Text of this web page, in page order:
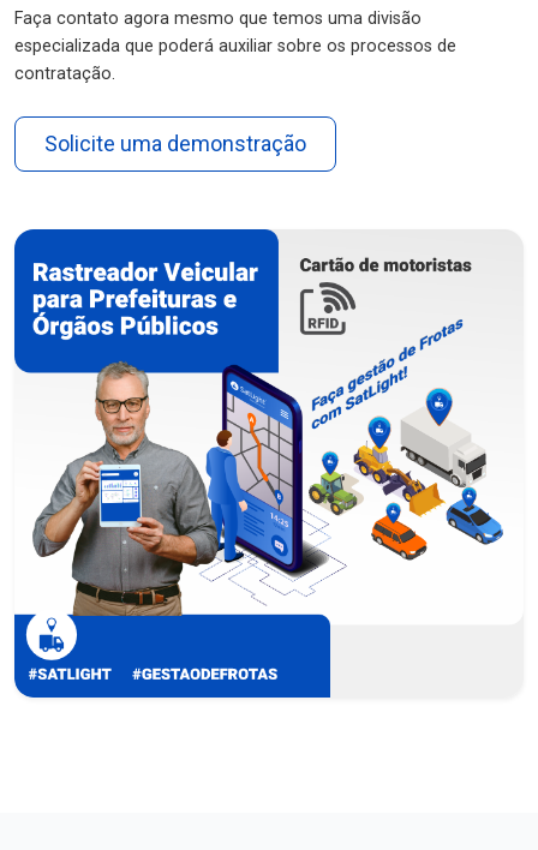
Faça contato agora mesmo que temos uma divisão
especializada que poderá auxiliar sobre os processos de
contratação.
Solicite uma demonstração